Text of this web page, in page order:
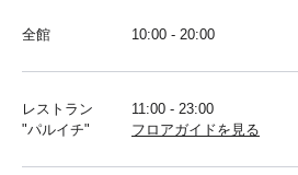
全館 10:00 - 20:00
レストラン
"パルイチ"
11:00 - 23:00
フロアガイドを見る